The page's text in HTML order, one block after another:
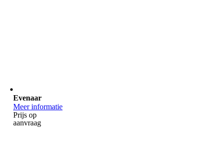
Evenaar
Meer informatie
Prijs op
aanvraag